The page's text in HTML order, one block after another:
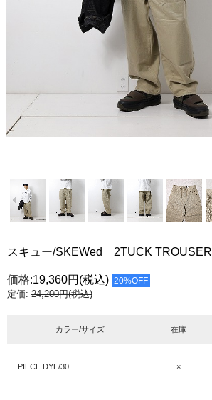
スキュー/SKEWed 2TUCK TROUSER
価格:19,360円 (税込) 20%OFF
定価: 24,200円(税込)
カラー/サイズ 在庫
PIECE DYE/30 ×